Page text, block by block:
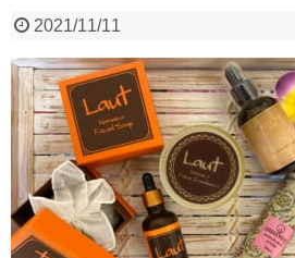
2021/11/11